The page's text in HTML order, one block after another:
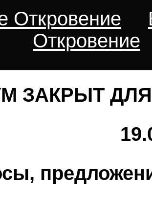
Откровение
Откровение
ЗАКРЫТ